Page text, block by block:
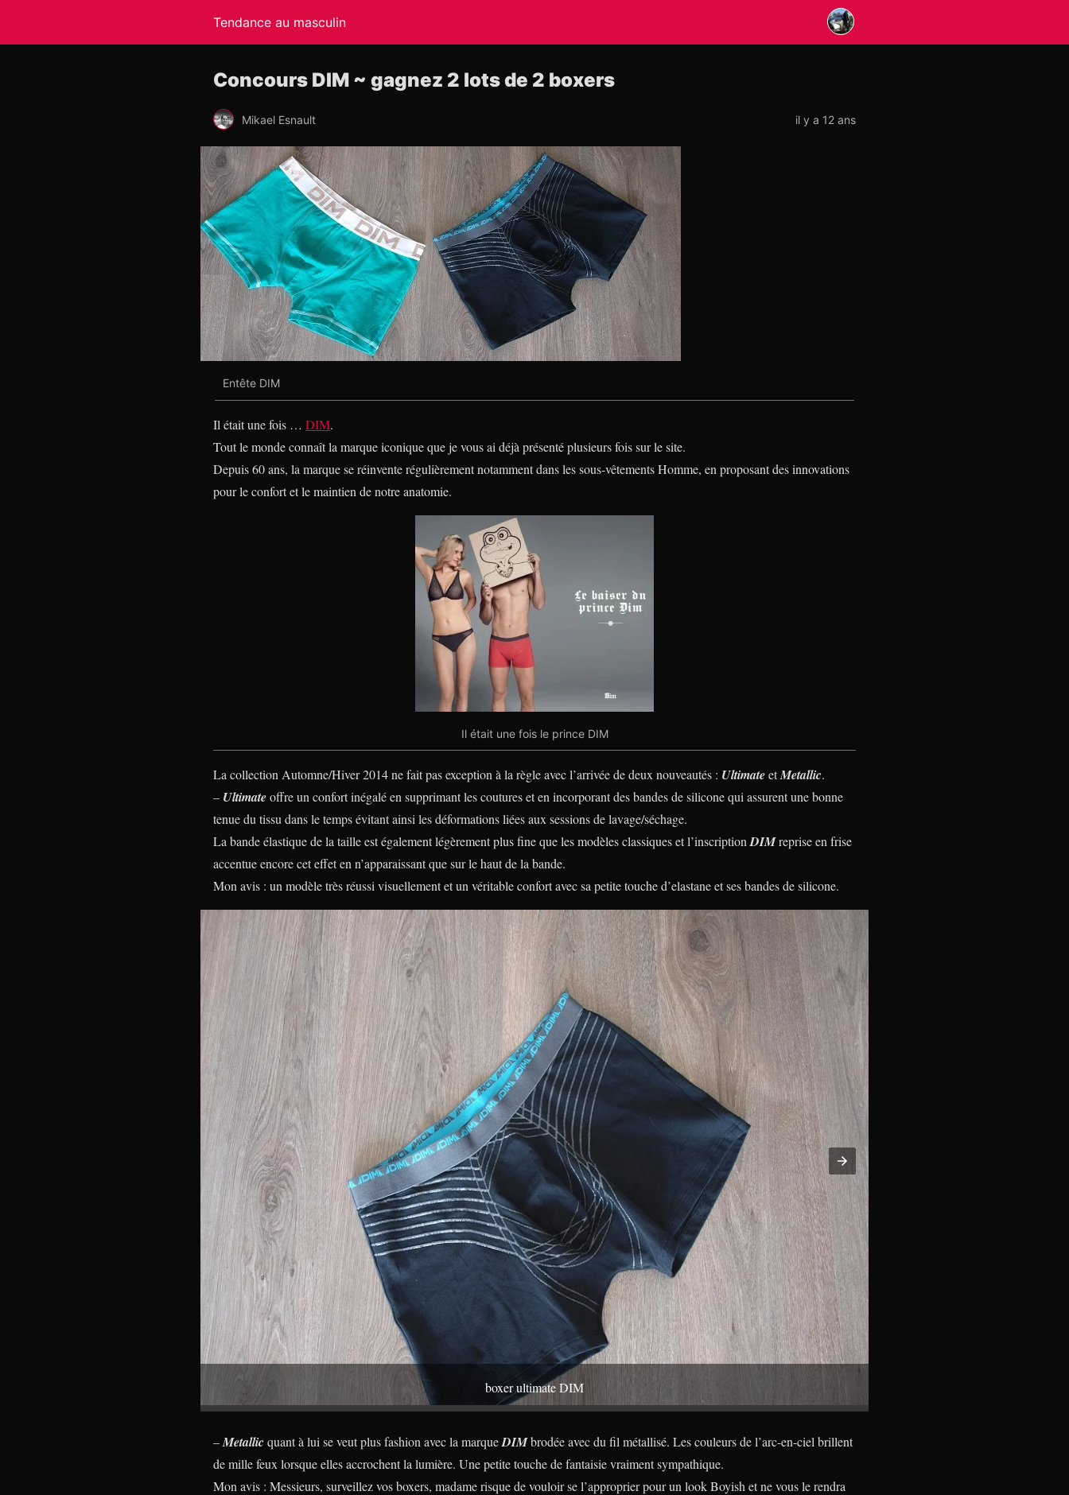
Tendance au masculin
Concours DIM ~ gagnez 2 lots de 2 boxers
Mikael Esnault il y a 12 ans
Entête DIM
Il était une fois … DIM.
Tout le monde connaît la marque iconique que je vous ai déjà présenté plusieurs fois sur le site.
Depuis 60 ans, la marque se réinvente régulièrement notamment dans les sous-vêtements Homme, en proposant des innovations
pour le confort et le maintien de notre anatomie.
Il était une fois le prince DIM
La collection Automne/Hiver 2014 ne fait pas exception à la règle avec l’arrivée de deux nouveautés : UltimateetMetallic.
– Ultimateoffre un confort inégalé en supprimant les coutures et en incorporant des bandes de silicone qui assurent une bonne
tenue du tissu dans le temps évitant ainsi les déformations liées aux sessions de lavage/séchage.
La bande élastique de la taille est également légèrement plus fine que les modèles classiques et l’inscriptionDIMreprise en frise
accentue encore cet effet en n’apparaissant que sur le haut de la bande.
Mon avis : un modèle très réussi visuellement et un véritable confort avec sa petite touche d’elastane et ses bandes de silicone.
boxer ultimate DIM
–Metallicquant à lui se veut plus fashion avec la marqueDIMbrodée avec du fil métallisé. Les couleurs de l’arc-en-ciel brillent
de mille feux lorsque elles accrochent la lumière. Une petite touche de fantaisie vraiment sympathique.
Mon avis : Messieurs, surveillez vos boxers, madame risque de vouloir se l’approprier pour un look Boyish et ne vous le rendra